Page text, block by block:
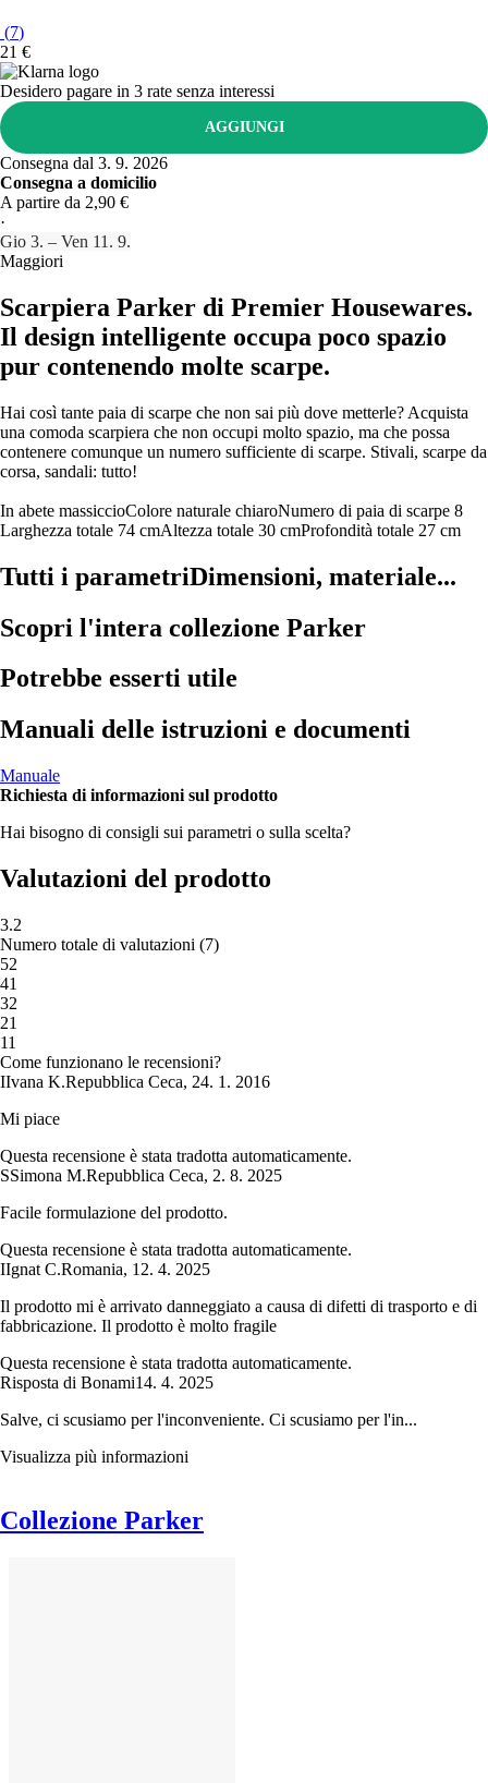
(7)
21 €
Desidero pagare in 3 rate senza interessi
AGGIUNGI
Consegna dal 3. 9. 2026
Consegna a domicilio
A partire da 2,90 €
·
Gio 3. – Ven 11. 9.
Maggiori
Scarpiera Parker di Premier Housewares.
Il design intelligente occupa poco spazio
pur contenendo molte scarpe.
Hai così tante paia di scarpe che non sai più dove metterle? Acquista
una comoda scarpiera che non occupi molto spazio, ma che possa
contenere comunque un numero sufficiente di scarpe. Stivali, scarpe da
corsa, sandali: tutto!
In abete massiccioColore naturale chiaroNumero di paia di scarpe 8
Larghezza totale 74 cmAltezza totale 30 cmProfondità totale 27 cm
Tutti i parametriDimensioni, materiale...
Scopri l'intera collezione Parker
Potrebbe esserti utile
Manuali delle istruzioni e documenti
Manuale
Richiesta di informazioni sul prodotto
Hai bisogno di consigli sui parametri o sulla scelta?
Valutazioni del prodotto
3.2
Numero totale di valutazioni (7)
52
41
32
21
11
Come funzionano le recensioni?
IIvana K.Repubblica Ceca, 24. 1. 2016
Mi piace
Questa recensione è stata tradotta automaticamente.
SSimona M.Repubblica Ceca, 2. 8. 2025
Facile formulazione del prodotto.
Questa recensione è stata tradotta automaticamente.
IIgnat C.Romania, 12. 4. 2025
Il prodotto mi è arrivato danneggiato a causa di difetti di trasporto e di
fabbricazione. Il prodotto è molto fragile
Questa recensione è stata tradotta automaticamente.
Risposta di Bonami14. 4. 2025
Salve, ci scusiamo per l'inconveniente. Ci scusiamo per l'in...
Visualizza più informazioni
Collezione Parker